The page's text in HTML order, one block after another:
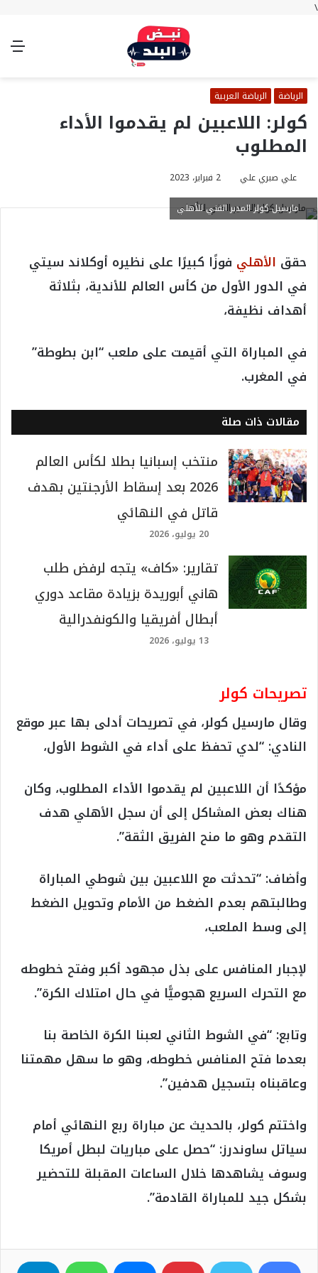
\
الوضع
الرياضة الرياضة العربية
كولر: اللاعبين لم يقدموا الأداء
المطلوب
علي صبري علي
2 فبراير، 2023
مارسيل كولر المدير الفني للأهلي
حقق الأهلي فوزًا كبيرًا على نظيره أوكلاند سيتي
في الدور الأول من كأس العالم للأندية، بثلاثة
أهداف نظيفة،
في المباراة التي أقيمت على ملعب “ابن بطوطة”
في المغرب.
مقالات ذات صلة
منتخب إسبانيا بطلا لكأس العالم
2026 بعد إسقاط الأرجنتين بهدف
قاتل في النهائي
20 يوليو، 2026
تقارير: «كاف» يتجه لرفض طلب
هاني أبوريدة بزيادة مقاعد دوري
أبطال أفريقيا والكونفدرالية
13 يوليو، 2026
تصريحات كولر
وقال مارسيل كولر، في تصريحات أدلى بها عبر موقع
النادي: “لدي تحفظ على أداء في الشوط الأول،
مؤكدًا أن اللاعبين لم يقدموا ‏الأداء المطلوب، وكان
هناك بعض المشاكل إلى أن سجل الأهلي هدف
التقدم وهو ما منح ‏الفريق الثقة”.
وأضاف: “تحدثت مع اللاعبين بين شوطي المباراة
وطالبتهم بعدم الضغط من ‏الأمام وتحويل الضغط
إلى وسط الملعب،
لإجبار المنافس على بذل مجهود أكبر وفتح خطوطه
‏مع التحرك السريع هجوميًّا في حال امتلاك الكرة”.‏
وتابع: “في الشوط الثاني لعبنا الكرة الخاصة بنا
بعدما فتح المنافس خطوطه، وهو ‏ما سهل مهمتنا
وعاقبناه بتسجيل هدفين”.‏
واختتم كولر، بالحديث عن مباراة ربع النهائي أمام
سياتل ساوندرز: “حصل على ‏مباريات لبطل أمريكا
وسوف يشاهدها خلال الساعات المقبلة للتحضير
بشكل جيد للمباراة ‏القادمة”.